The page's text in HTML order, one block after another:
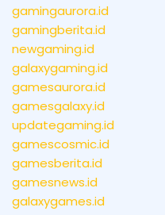
gamingaurora.id
gamingberita.id
newgaming.id
galaxygaming.id
gamesaurora.id
gamesgalaxy.id
updategaming.id
gamescosmic.id
gamesberita.id
gamesnews.id
galaxygames.id